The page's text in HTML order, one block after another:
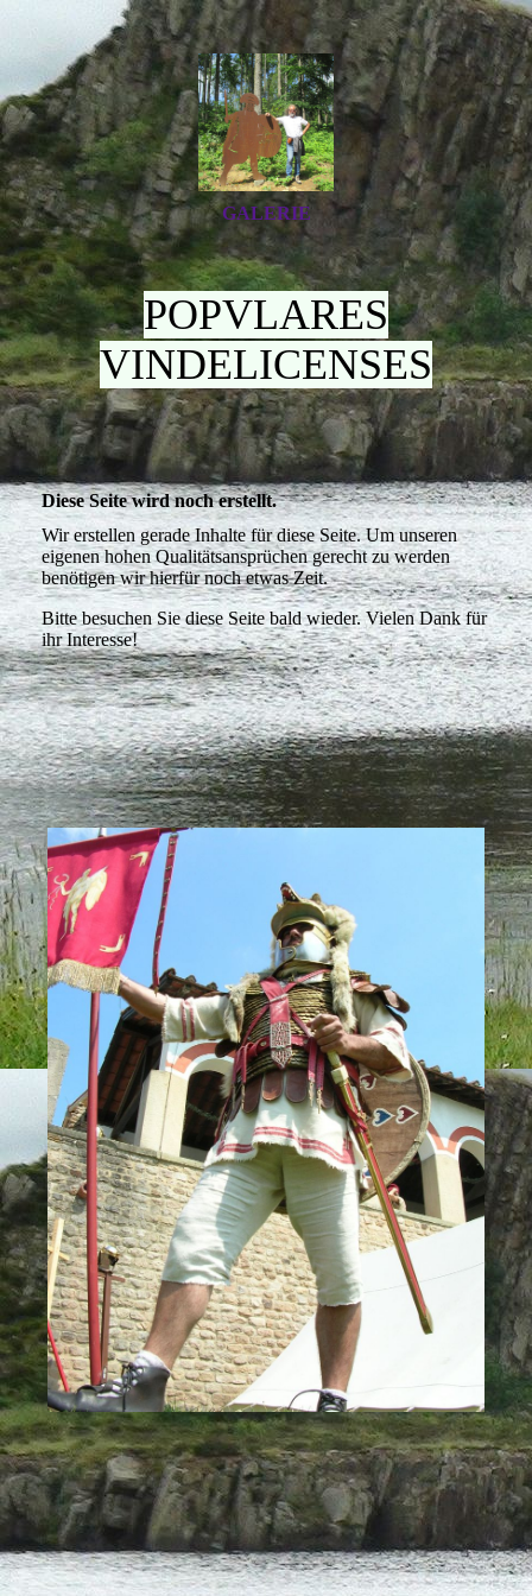
GALERIE
POPVLARES
VINDELICENSES
Diese Seite wird noch erstellt.
Wir erstellen gerade Inhalte für diese Seite. Um unseren
eigenen hohen Qualitätsansprüchen gerecht zu werden
benötigen wir hierfür noch etwas Zeit.
Bitte besuchen Sie diese Seite bald wieder. Vielen Dank für
ihr Interesse!